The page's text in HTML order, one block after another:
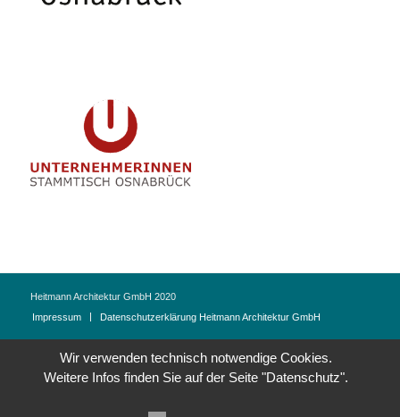
Heitmann Architektur GmbH 2020
Impressum
Datenschutzerklärung Heitmann Architektur GmbH
Wir verwenden technisch notwendige Cookies.
Weitere Infos finden Sie auf der Seite "Datenschutz".